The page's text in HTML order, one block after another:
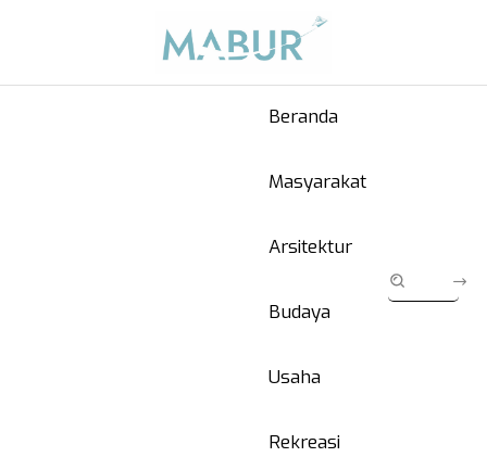
Beranda
Masyarakat
Arsitektur
Budaya
Usaha
Rekreasi